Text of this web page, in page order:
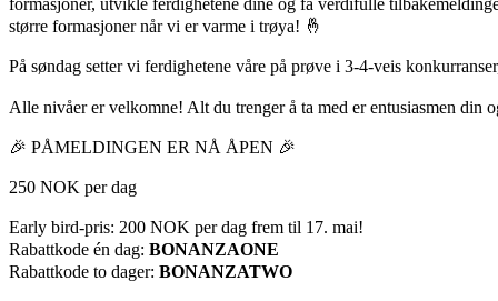
formasjoner, utvikle ferdighetene dine og få verdifulle
større formasjoner når vi er varme i trøya! 🤞
På søndag setter vi ferdighetene våre på prøve i 3-4-veis
Alle nivåer er velkomne! Alt du trenger å ta med er entusiasmen din
🎉 PÅMELDINGEN ER NÅ ÅPEN 🎉
250 NOK per dag
Early bird-pris: 200 NOK per dag frem til 17. mai!
Rabattkode én dag: BONANZAONE
Rabattkode to dager: BONANZATWO